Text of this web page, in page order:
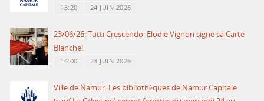
13:20 24 JUIN 2026
23/06/26: Tutti Crescendo: Elodie Vignon signe sa Carte
Blanche!
14:00 23 JUIN 2026
Ville de Namur: Les bibliothèques de Namur Capitale